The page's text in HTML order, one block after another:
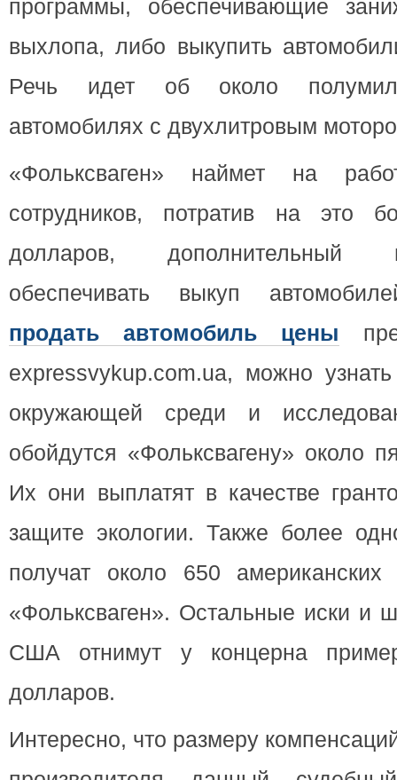
программы, обеспечивающие
выхлопа, либо выкупить
Речь идет об около
автомобилях с двухлитровым
«Фольксваген» наймет на
сотрудников, потратив на это
долларов, дополнительный
обеспечивать выкуп
продать автомобиль цены
expressvykup.com.ua, можно
окружающей среди и
обойдутся «Фольксвагену» около
Их они выплатят в качестве
защите экологии. Также более
получат около 650
«Фольксваген». Остальные иски и
США отнимут у концерна
долларов.
Интересно, что размеру